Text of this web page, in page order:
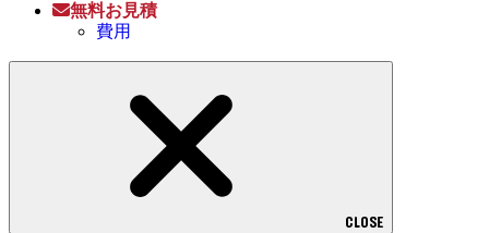
無料お見積
費用
CLOSE